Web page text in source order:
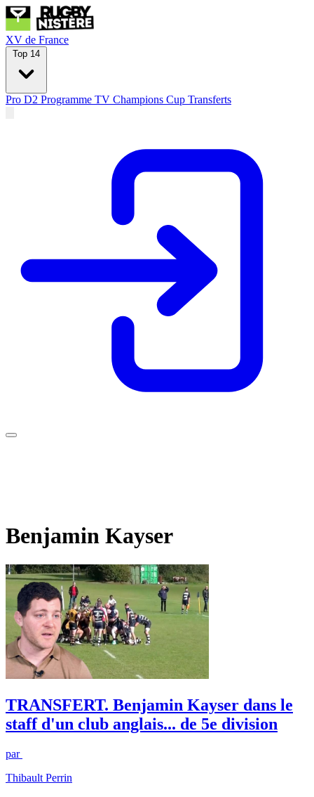
XV de France
Top 14
Pro D2 Programme TV Champions Cup Transferts
Benjamin Kayser
TRANSFERT. Benjamin Kayser dans le
staff d'un club anglais... de 5e division
par
Thibault Perrin